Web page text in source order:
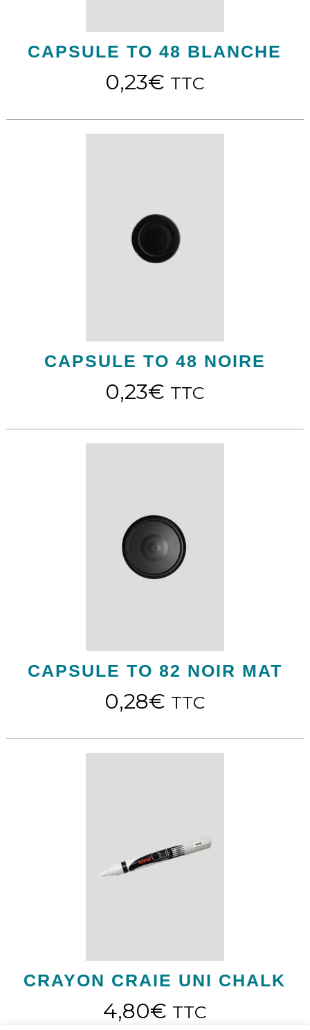
CAPSULE TO 48 BLANCHE
0,23€ TTC
CAPSULE TO 48 NOIRE
0,23€ TTC
CAPSULE TO 82 NOIR MAT
0,28€ TTC
CRAYON CRAIE UNI CHALK
4,80€ TTC